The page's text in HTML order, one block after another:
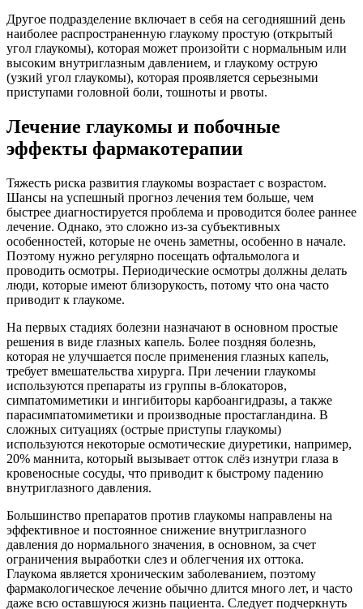
Другое подразделение включает в себя на сегодняшний день
наиболее распространенную глаукому простую (открытый
угол глаукомы), которая может произойти с нормальным или
высоким внутриглазным давлением, и глаукому острую
(узкий угол глаукомы), которая проявляется серьезными
приступами головной боли, тошноты и рвоты.
Лечение глаукомы и побочные
эффекты фармакотерапии
Тяжесть риска развития глаукомы возрастает с возрастом.
Шансы на успешный прогноз лечения тем больше, чем
быстрее диагностируется проблема и проводится более раннее
лечение. Однако, это сложно из-за субъективных
особенностей, которые не очень заметны, особенно в начале.
Поэтому нужно регулярно посещать офтальмолога и
проводить осмотры. Периодические осмотры должны делать
люди, которые имеют близорукость, потому что она часто
приводит к глаукоме.
На первых стадиях болезни назначают в основном простые
решения в виде глазных капель. Более поздняя болезнь,
которая не улучшается после применения глазных капель,
требует вмешательства хирурга. При лечении глаукомы
используются препараты из группы в-блокаторов,
симпатомиметики и ингибиторы карбоангидразы, а также
парасимпатомиметики и производные простагландина. В
сложных ситуациях (острые приступы глаукомы)
используются некоторые осмотические диуретики, например,
20% маннита, который вызывает отток слёз изнутри глаза в
кровеносные сосуды, что приводит к быстрому падению
внутриглазного давления.
Большинство препаратов против глаукомы направлены на
эффективное и постоянное снижение внутриглазного
давления до нормального значения, в основном, за счет
ограничения выработки слез и облегчения их оттока.
Глаукома является хроническим заболеванием, поэтому
фармакологическое лечение обычно длится много лет, и часто
даже всю оставшуюся жизнь пациента. Следует подчеркнуть